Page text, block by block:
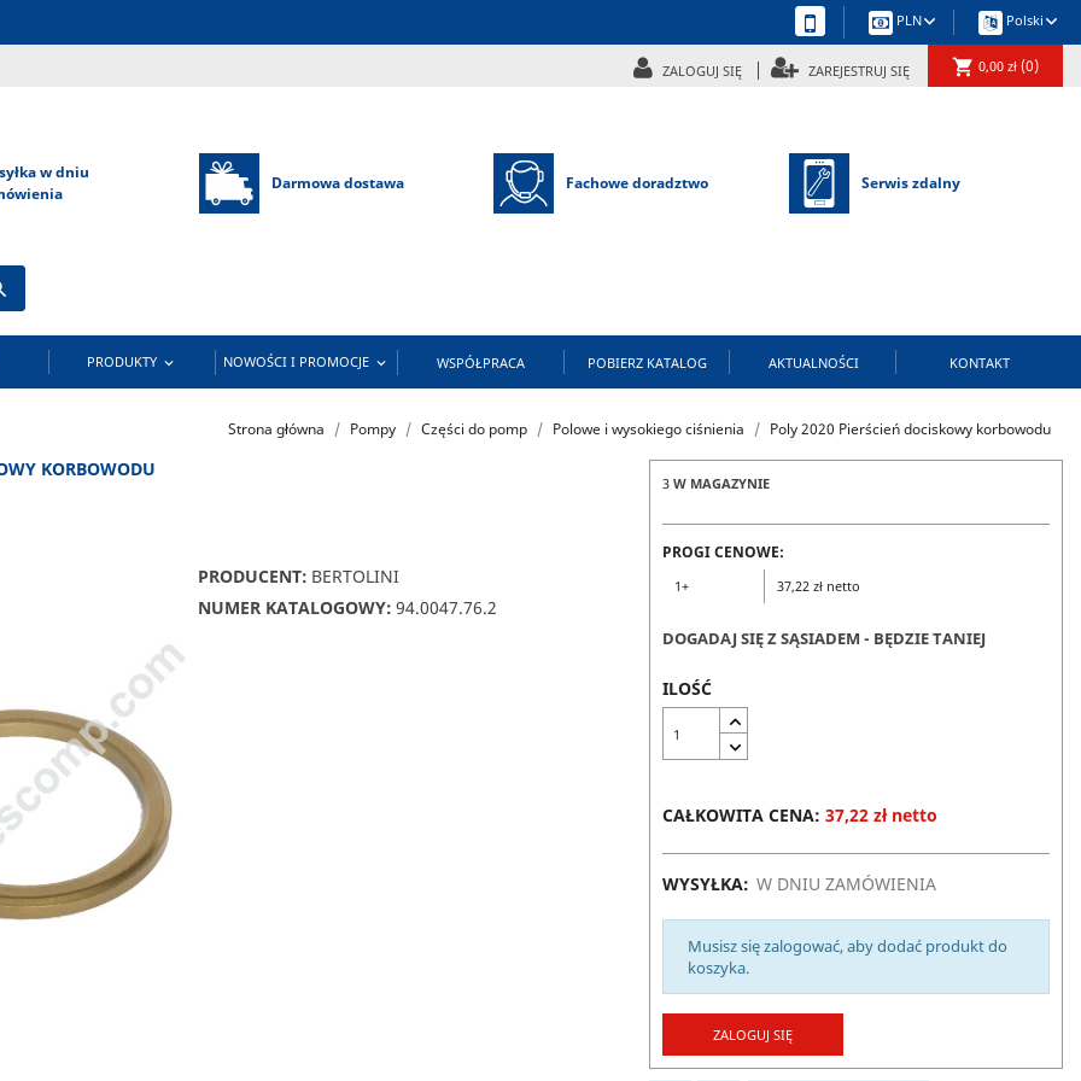
PLNkeyboard_arrow_down Polskikeyboard_arrow_down
ZALOGUJ SIĘ ZAREJESTRUJ SIĘ shopping_cart 0,00 zł (0)
w dniu
Darmowa dostawa Fachowe doradztwo Serwis zdalny
PRODUKTY  NOWOŚCI I PROMOCJE  WSPÓŁPRACA POBIERZ KATALOG AKTUALNOŚCI KONTAKT
Strona główna Pompy Części do pomp Polowe i wysokiego ciśnienia Poly 2020 Pierścień dociskowy korbowodu
KORBOWODU
PRODUCENT: BERTOLINI
NUMER KATALOGOWY: 94.0047.76.2
3 W MAGAZYNIE
PROGI CENOWE:
1+ 37,22 zł netto
DOGADAJ SIĘ Z SĄSIADEM - BĘDZIE TANIEJ
ILOŚĆ
CAŁKOWITA CENA: 37,22 zł netto
WYSYŁKA: W DNIU ZAMÓWIENIA
Musisz się zalogować, aby dodać produkt do
koszyka.
ZALOGUJ SIĘ